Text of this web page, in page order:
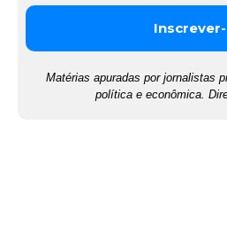
Matérias apuradas por jornalistas
política e econômica.